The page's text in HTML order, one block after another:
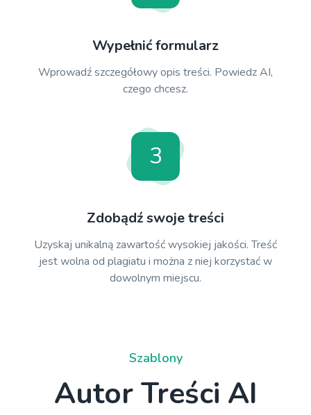
Wypełnić formularz
Wprowadź szczegółowy opis treści. Powiedz AI,
czego chcesz.
3
Zdobądź swoje treści
Uzyskaj unikalną zawartość wysokiej jakości. Treść
jest wolna od plagiatu i można z niej korzystać w
dowolnym miejscu.
Szablony
Autor Treści AI